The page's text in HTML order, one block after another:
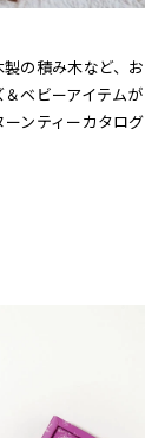
の積み木など、
ベビーアイテム
ンティーカタロ